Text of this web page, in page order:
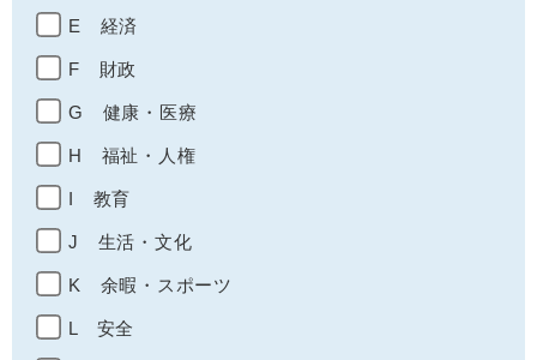
E 経済
F 財政
G 健康・医療
H 福祉・人権
I 教育
J 生活・文化
K 余暇・スポーツ
L 安全